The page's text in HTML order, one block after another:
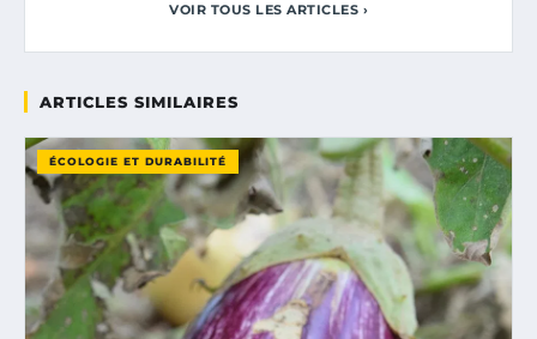
VOIR TOUS LES ARTICLES ›
ARTICLES SIMILAIRES
ÉCOLOGIE ET DURABILITÉ